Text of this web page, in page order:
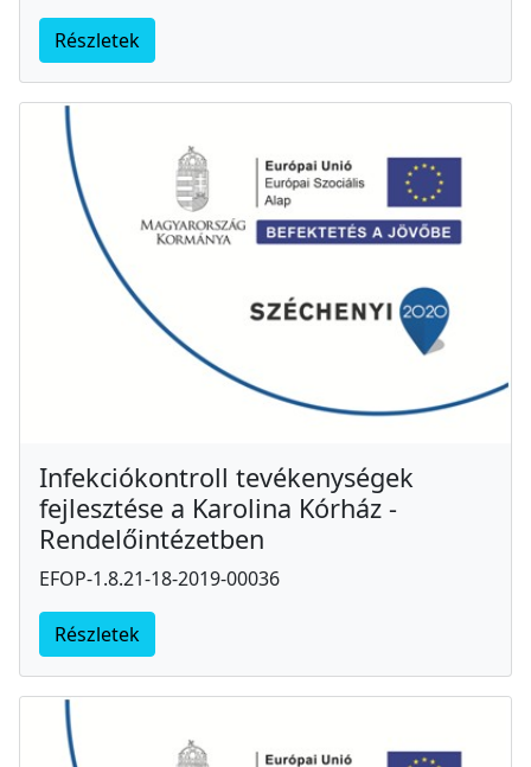
Részletek
Infekciókontroll tevékenységek
fejlesztése a Karolina Kórház -
Rendelőintézetben
EFOP-1.8.21-18-2019-00036
Részletek